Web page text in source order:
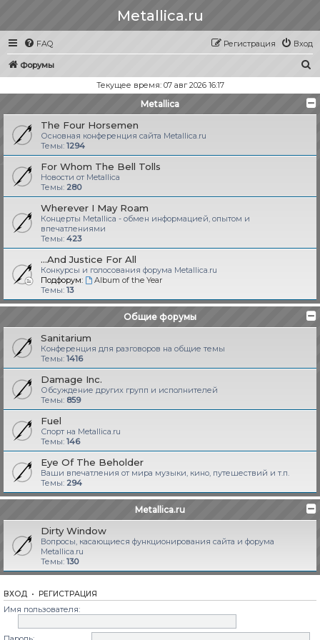
Metallica.ru
FAQ Вход
Регистрация
Форумы
и
с
Текущее время: 07 авг 2026 16:17
Metallica
The Four Horsemen
Основная конференция сайта Metallica.ru
Темы: 1294
For Whom The Bell Tolls
Новости от Metallica
Темы: 280
Wherever I May Roam
Концерты Metallica - обмен информацией, опытом и
впечатлениями
Темы: 423
...And Justice For All
Конкурсы и голосования форума Metallica.ru
Подфорум:
Album of the Year
Темы: 13
Общие форумы
Sanitarium
Конференция для разговоров на общие темы
Темы: 1416
Damage Inc.
Обсуждение других групп и исполнителей
Темы: 859
Fuel
Спорт на Metallica.ru
Темы: 146
Eye Of The Beholder
Ваши впечатления от мира музыки, кино, путешествий и т.п.
Темы: 294
Metallica.ru
Dirty Window
Вопросы, касающиеся функционирования сайта и форума
Metallica.ru
Темы: 130
ВХОД • РЕГИСТРАЦИЯ
Имя пользователя: